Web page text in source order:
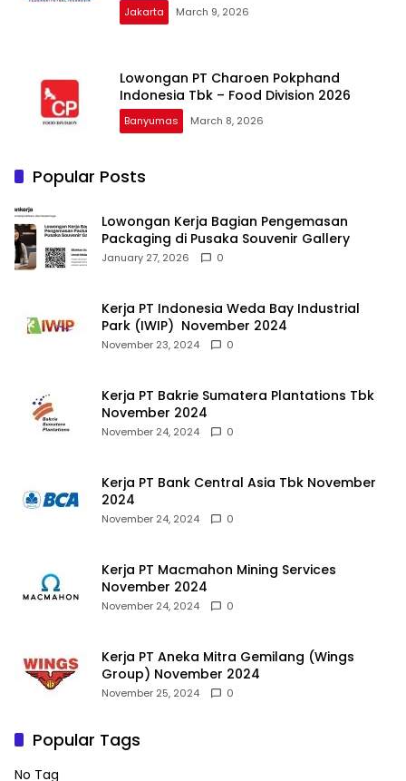
Jakarta March 9, 2026
Lowongan PT Charoen Pokphand
Indonesia Tbk – Food Division 2026
Banyumas March 8, 2026
Popular Posts
Lowongan Kerja Bagian Pengemasan
Packaging di Pusaka Souvenir Gallery
January 27, 2026 0
Kerja PT Indonesia Weda Bay Industrial
Park (IWIP) November 2024
November 23, 2024 0
Kerja PT Bakrie Sumatera Plantations Tbk
November 2024
November 24, 2024 0
Kerja PT Bank Central Asia Tbk November
2024
November 24, 2024 0
Kerja PT Macmahon Mining Services
November 2024
November 24, 2024 0
Kerja PT Aneka Mitra Gemilang (Wings
Group) November 2024
November 25, 2024 0
Popular Tags
No Tag